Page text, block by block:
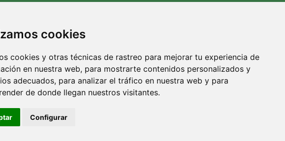
cookies
cookies y otras técnicas de rastreo para mejorar tu experiencia de
en nuestra web, para mostrarte contenidos personalizados y
adecuados, para analizar el tráfico en nuestra web y para
de donde llegan nuestros visitantes.
Configurar